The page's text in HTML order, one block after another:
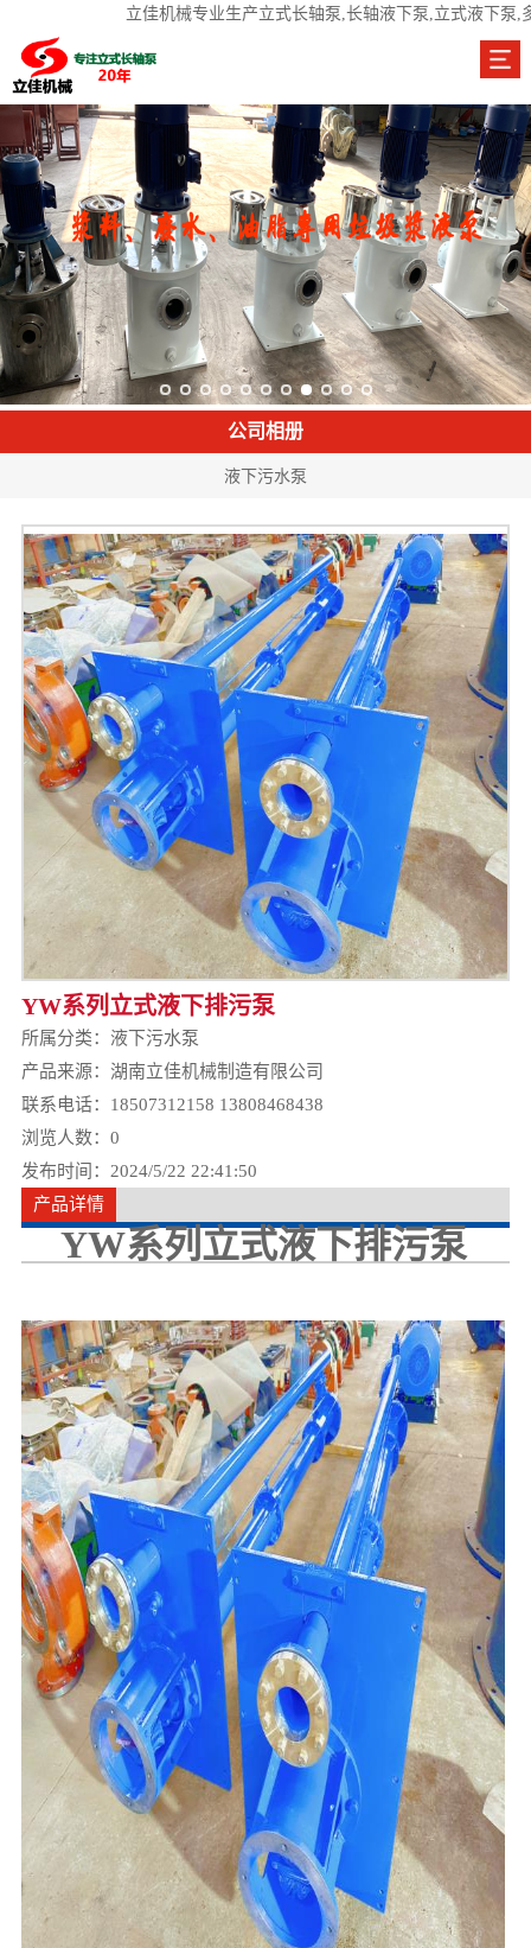
立佳机械专业生产立式长轴泵,长轴液下泵,立式液下
公司相册
液下污水泵
YW系列立式液下排污泵
所属分类： 液下污水泵
产品来源：湖南立佳机械制造有限公司
联系电话：18507312158 13808468438
浏览人数： 0
发布时间：2024/5/22 22:41:50
产品详情
YW系列立式液下排污泵